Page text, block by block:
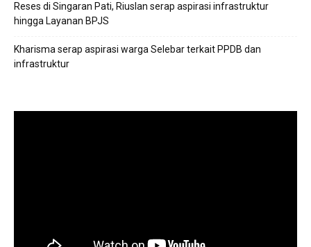
Reses di Singaran Pati, Riuslan serap aspirasi infrastruktur
hingga Layanan BPJS
Kharisma serap aspirasi warga Selebar terkait PPDB dan
infrastruktur